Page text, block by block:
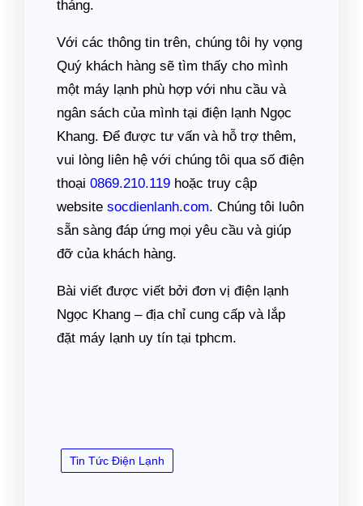
tháng.
Với các thông tin trên, chúng tôi hy vọng
Quý khách hàng sẽ tìm thấy cho mình
một máy lạnh phù hợp với nhu cầu và
ngân sách của mình tại điện lạnh Ngọc
Khang. Để được tư vấn và hỗ trợ thêm,
vui lòng liên hệ với chúng tôi qua số điện
thoại 0869.210.119 hoặc truy cập
website socdienlanh.com. Chúng tôi luôn
sẵn sàng đáp ứng mọi yêu cầu và giúp
đỡ của khách hàng.
Bài viết được viết bởi đơn vị điện lạnh
Ngọc Khang – địa chỉ cung cấp và lắp
đặt máy lạnh uy tín tại tphcm.
Tin Tức Điện Lạnh